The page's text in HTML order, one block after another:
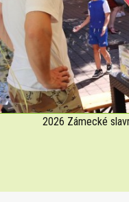
2026 Zámecké